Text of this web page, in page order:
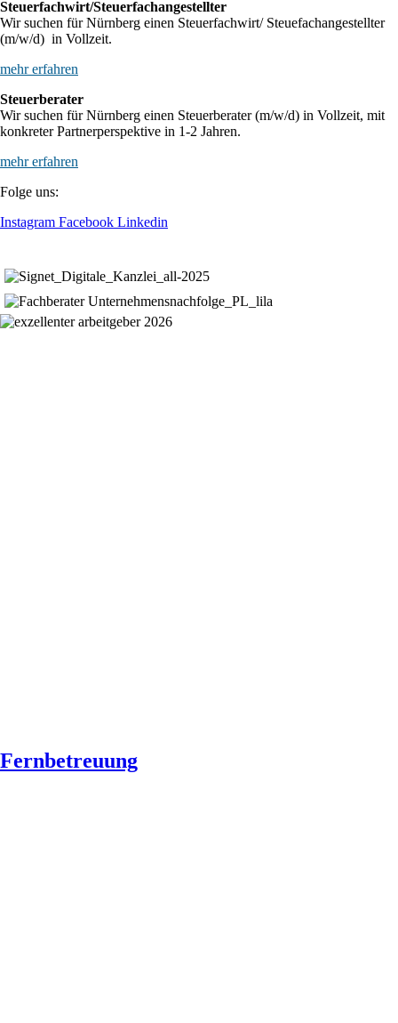
Steuerfachwirt/Steuerfachangestellter
Wir suchen für Nürnberg einen Steuerfachwirt/ Steuefachangestellter
(m/w/d) in Vollzeit.
mehr erfahren
Steuerberater
Wir suchen für Nürnberg einen Steuerberater (m/w/d) in Vollzeit, mit
konkreter Partnerperspektive in 1-2 Jahren.
mehr erfahren
Folge uns:
Instagram Facebook Linkedin
Fernbetreuung